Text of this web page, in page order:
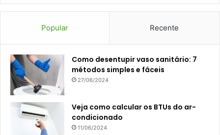
Popular Recente
Como desentupir vaso sanitário: 7
métodos simples e fáceis
27/06/2024
Veja como calcular os BTUs do ar-
condicionado
11/06/2024